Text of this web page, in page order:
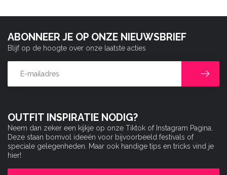
OUTFIT INSPIRATIE NODIG?
Neem dan zeker een kijkje op onze Tiktok of Instagram Pagina.
Deze staan bomvol ideeën voor bijvoorbeeld festivals of
speciale gelegenheden. Maar ook handige tips en tricks vind je
hier!
ABONNEER JE OP ONZE NIEUWSBRIEF
Blijf op de hoogte over onze laatste acties